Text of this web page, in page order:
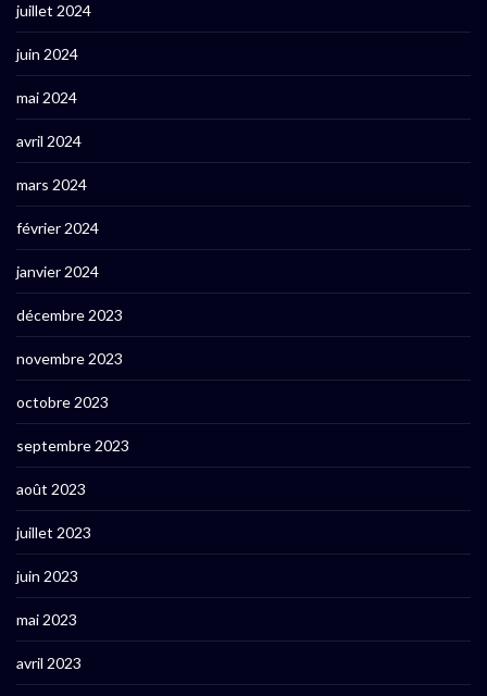
juillet 2024
juin 2024
mai 2024
avril 2024
mars 2024
février 2024
janvier 2024
décembre 2023
novembre 2023
octobre 2023
septembre 2023
août 2023
juillet 2023
juin 2023
mai 2023
avril 2023